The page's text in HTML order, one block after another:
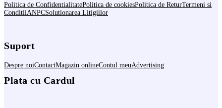
Politica de ConfidentialitatePolitica de cookiesPolitica de ReturTermeni si
ConditiiANPCSolutionarea Litigiilor
Suport
Despre noiContactMagazin onlineContul meuAdvertising
Plata cu Cardul